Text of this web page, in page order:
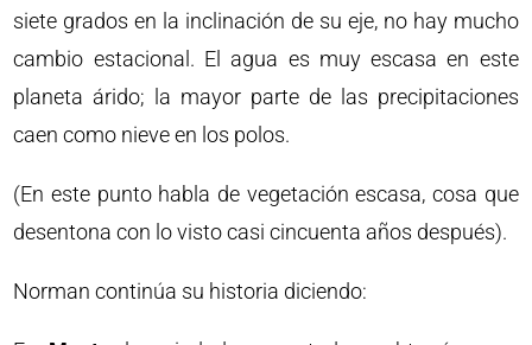
siete grados en la inclinación de su eje, no hay mucho
cambio estacional. El agua es muy escasa en este
planeta árido; la mayor parte de las precipitaciones
caen como nieve en los polos.
(En este punto habla de vegetación escasa, cosa que
desentona con lo visto casi cincuenta años después).
Norman continúa su historia diciendo: